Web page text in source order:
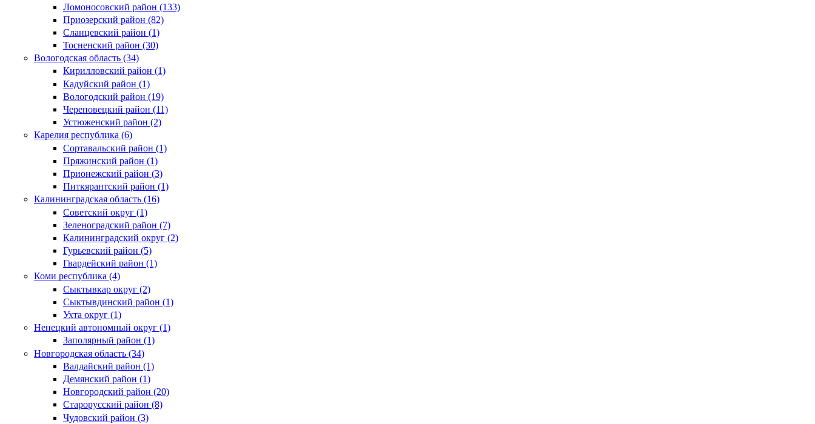
Ломоносовский район (133)
Приозерский район (82)
Сланцевский район (1)
Тосненский район (30)
Вологодская область (34)
Кирилловский район (1)
Кадуйский район (1)
Вологодский район (19)
Череповецкий район (11)
Устюженский район (2)
Карелия республика (6)
Сортавальский район (1)
Пряжинский район (1)
Прионежский район (3)
Питкярантский район (1)
Калининградская область (16)
Советский округ (1)
Зеленоградский район (7)
Калининградский округ (2)
Гурьевский район (5)
Гвардейский район (1)
Коми республика (4)
Сыктывкар округ (2)
Сыктывдинский район (1)
Ухта округ (1)
Ненецкий автономный округ (1)
Заполярный район (1)
Новгородская область (34)
Валдайский район (1)
Демянский район (1)
Новгородский район (20)
Старорусский район (8)
Чудовский район (3)